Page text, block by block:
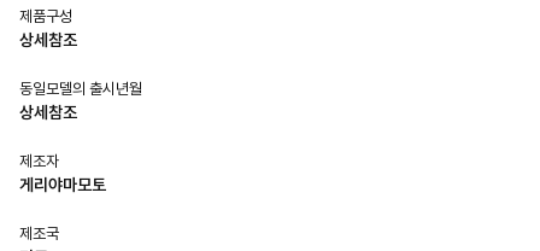
제품구성
상세참조
동일모델의 출시년월
상세참조
제조자
게리야마모토
제조국